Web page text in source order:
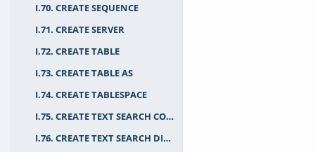
I.70. CREATE SEQUENCE
I.71. CREATE SERVER
I.72. CREATE TABLE
I.73. CREATE TABLE AS
I.74. CREATE TABLESPACE
I.75. CREATE TEXT SEARCH CONFIGURATION
I.76. CREATE TEXT SEARCH DICTIONARY